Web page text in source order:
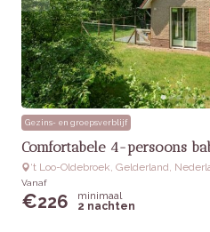
Gezins- en groepsverblijf
Comfortabele 4-persoons
‘t Loo-Oldebroek, Gelderland,
Vanaf
€226
minimaal
2 nachten